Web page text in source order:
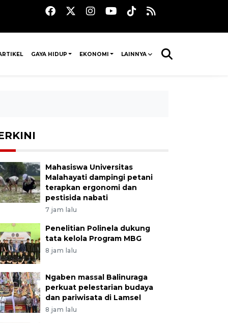
GAYA HIDUP EKONOMI LAINNYA
Mahasiswa Universitas
Malahayati dampingi petani
terapkan ergonomi dan
pestisida nabati
7 jam lalu
Penelitian Polinela dukung
tata kelola Program MBG
8 jam lalu
Ngaben massal Balinuraga
perkuat pelestarian budaya
dan pariwisata di Lamsel
8 jam lalu